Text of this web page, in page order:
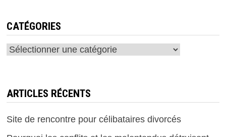
CATÉGORIES
Catégories
ARTICLES RÉCENTS
Site de rencontre pour célibataires divorcés